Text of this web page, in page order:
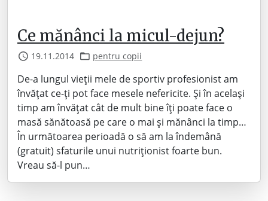
Ce mănânci la micul-dejun?
19.11.2014 pentru copii
De-a lungul vieții mele de sportiv profesionist am
învățat ce-ți pot face mesele nefericite. Și în același
timp am învățat cât de mult bine îți poate face o
masă sănătoasă pe care o mai și mănânci la timp…
În următoarea perioadă o să am la îndemână
(gratuit) sfaturile unui nutriționist foarte bun.
Vreau să-l pun…